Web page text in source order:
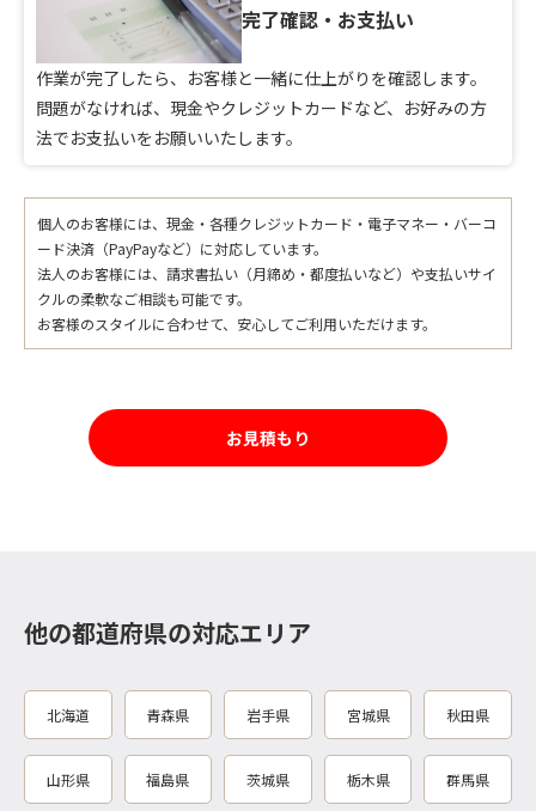
完了確認・お支払い
作業が完了したら、お客様と一緒に仕上がりを確認します。
問題がなければ、現金やクレジットカードなど、お好みの方
法でお支払いをお願いいたします。
個人のお客様には、現金・各種クレジットカード・電子マネー・バーコ
ード決済（PayPayなど）に対応しています。
法人のお客様には、請求書払い（月締め・都度払いなど）や支払いサイ
クルの柔軟なご相談も可能です。
お客様のスタイルに合わせて、安心してご利用いただけます。
お見積もり
他の都道府県の対応エリア
北海道 青森県 岩手県 宮城県 秋田県
山形県 福島県 茨城県 栃木県 群馬県